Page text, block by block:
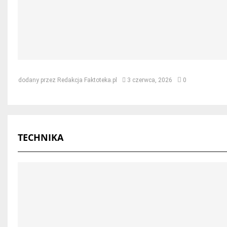
dodany przez Redakcja Faktoteka.pl 3 czerwca, 2026 0
TECHNIKA